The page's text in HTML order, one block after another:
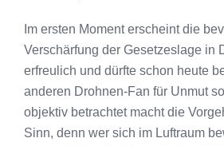
Im ersten Moment erscheint die
Verschärfung der Gesetzeslage in
erfreulich und dürfte schon heute
anderen Drohnen-Fan für Unmut
objektiv betrachtet macht die
Sinn, denn wer sich im Luftraum